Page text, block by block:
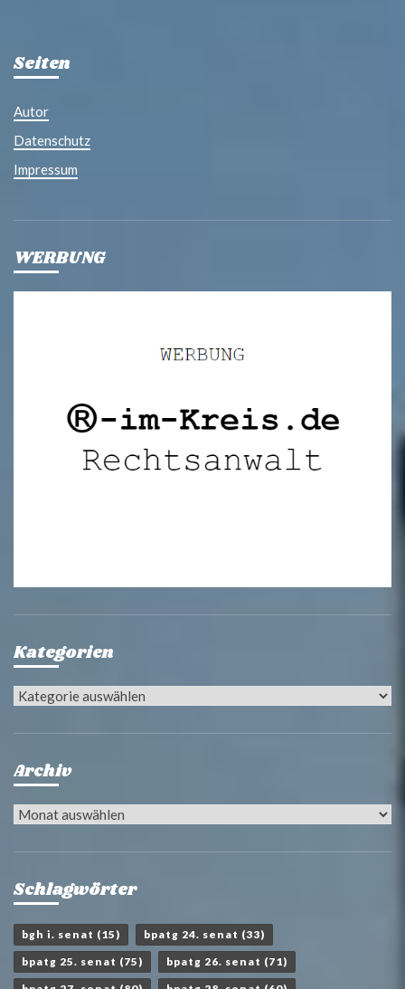
Seiten
Autor
Datenschutz
Impressum
WERBUNG
Kategorien
Kategorien
Archiv
Archiv
Schlagwörter
bgh i. senat (15) bpatg 24. senat (33)
bpatg 25. senat (75) bpatg 26. senat (71)